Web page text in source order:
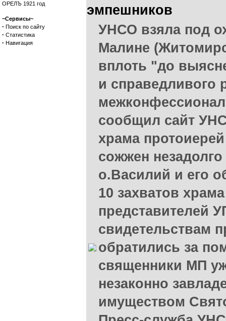
ОРЕЛЪ 1921 год
~Сервисы~
· Поиск по сайту
· Статистика
· Навигация
эмпешников
УНСО взяла под
Малине
вплоть "до
и справедливого
сообщил сайт
храма
сожжен
о.Василий и его
10 захватов
представителей
свидетельствам
обратились за
священники МП
незаконно
имуществом